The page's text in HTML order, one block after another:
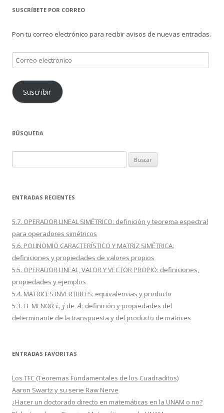
SUSCRÍBETE POR CORREO
Pon tu correo electrónico para recibir avisos de nuevas entradas.
Correo
electrónico
Suscribir
BÚSQUEDA
ENTRADAS RECIENTES
5.7. OPERADOR LINEAL SIMÉTRICO: definición y teorema espectral
para operadores simétricos
5.6. POLINOMIO CARACTERÍSTICO Y MATRIZ SIMÉTRICA:
definiciones y propiedades de valores propios
5.5. OPERADOR LINEAL, VALOR Y VECTOR PROPIO: definiciones,
propiedades y ejemplos
5.4. MATRICES INVERTIBLES: equivalencias y producto
5.3. EL MENOR i,j de A: definición y propiedades del
determinante de la transpuesta y del producto de matrices
ENTRADAS FAVORITAS
Los TFC (Teoremas Fundamentales de los Cuadraditos)
Aaron Swartz y su serie Raw Nerve
¿Hacer un doctorado directo en matemáticas en la UNAM o no?